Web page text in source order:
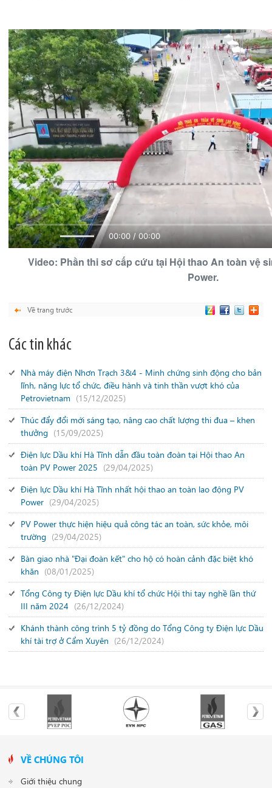
00:00 / 00:00
Video: Phần thi sơ cấp cứu tại Hội thao An toàn vệ
Power.
Về trang trước
Các tin khác
Nhà máy điện Nhơn Trạch 3&4 - Minh chứng sinh động cho bản
lĩnh, năng lực tổ chức, điều hành và tinh thần vượt khó của
Petrovietnam (15/12/2025)
Thúc đẩy đổi mới sáng tạo, nâng cao chất lượng thi đua – khen
thưởng (15/09/2025)
Điện lực Dầu khí Hà Tĩnh dẫn đầu toàn đoàn tại Hội thao An
toàn PV Power 2025 (29/04/2025)
Điện lực Dầu khí Hà Tĩnh nhất hội thao an toàn lao động PV
Power (29/04/2025)
PV Power thực hiện hiệu quả công tác an toàn, sức khỏe, môi
trường (29/04/2025)
Bàn giao nhà "Đại đoàn kết" cho hộ có hoàn cảnh đặc biệt khó
khăn (08/01/2025)
Tổng Công ty Điện lực Dầu khí tổ chức Hội thi tay nghề lần thứ
III năm 2024 (26/12/2024)
Khánh thành công trình 5 tỷ đồng do Tổng Công ty Điện lực Dầu
khí tài trợ ở Cẩm Xuyên (26/12/2024)
VỀ CHÚNG TÔI
Giới thiệu chung